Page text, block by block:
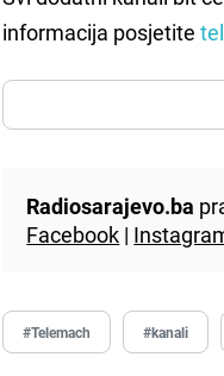
informacija posjetite
Radiosarajevo.ba
Facebook |
#Telemach #kanali